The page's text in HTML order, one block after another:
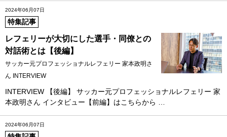
2024年06月07日
特集記事
レフェリーが大切にした選手・同僚との
対話術とは【後編】
サッカー元プロフェッショナルレフェリー 家本政明さ
ん INTERVIEW
INTERVIEW 【後編】 サッカー元プロフェッショナルレフェリー 家
本政明さん インタビュー【前編】はこちらから …
2024年06月07日